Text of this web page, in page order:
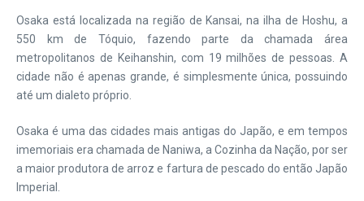
Osaka está localizada na região de Kansai, na ilha de Hoshu, a
550 km de Tóquio, fazendo parte da chamada área
metropolitanos de Keihanshin, com 19 milhões de pessoas. A
cidade não é apenas grande, é simplesmente única, possuindo
até um dialeto próprio.
Osaka é uma das cidades mais antigas do Japão, e em tempos
imemoriais era chamada de Naniwa, a Cozinha da Nação, por ser
a maior produtora de arroz e fartura de pescado do então Japão
Imperial.